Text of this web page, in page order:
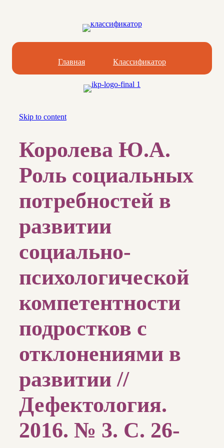
Главная Классификатор
Skip to content
Королева Ю.А.
Роль социальных
потребностей в
развитии
социально-
психологической
компетентности
подростков с
отклонениями в
развитии //
Дефектология.
2016. № 3. С. 26-